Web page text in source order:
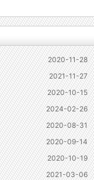
2020-11-28
2021-11-27
2020-10-15
2024-02-26
2020-08-31
2020-09-14
2020-10-19
2021-03-06